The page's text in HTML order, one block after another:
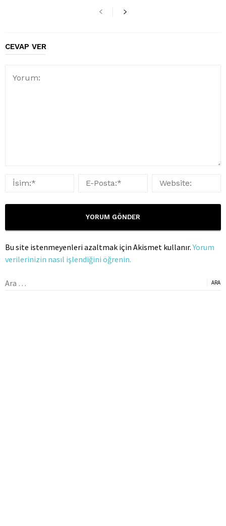
CEVAP VER
Bu site istenmeyenleri azaltmak için Akismet kullanır.Yorum
verilerinizin nasıl işlendiğini öğrenin.
Arama: